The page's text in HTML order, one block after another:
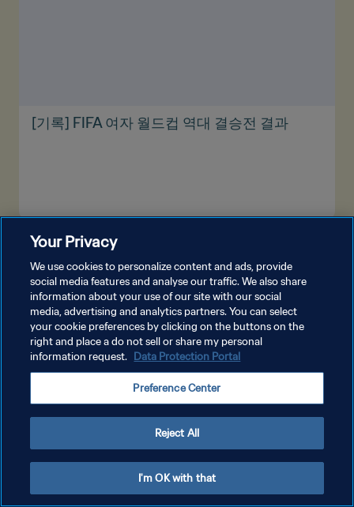
[기록] FIFA 여자 월드컵 역대 결승전 결과
개인정보 보호정책
쿠키 기본 설정 관리
Copyright © 1994 - 2026 FIFA. All rights reserved.
Your Privacy
We use cookies to personalize content and ads, provide
social media features and analyse our traffic. We also share
information about your use of our site with our social
media, advertising and analytics partners. You can select
your cookie preferences by clicking on the buttons on the
right and place a do not sell or share my personal
information request. Data Protection Portal
Preference Center
Reject All
I'm OK with that